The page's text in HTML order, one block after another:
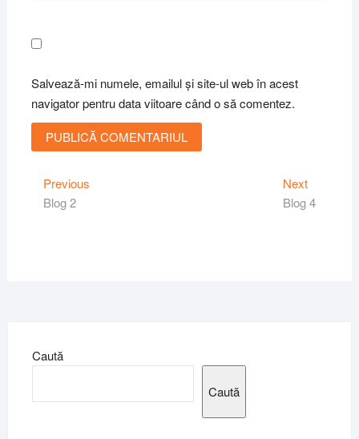
Salvează-mi numele, emailul și site-ul web în acest
navigator pentru data viitoare când o să comentez.
Navigare
în
PreviousPrevious
Blog 2
NextNext
post:
Blog 4
Caută
Caută